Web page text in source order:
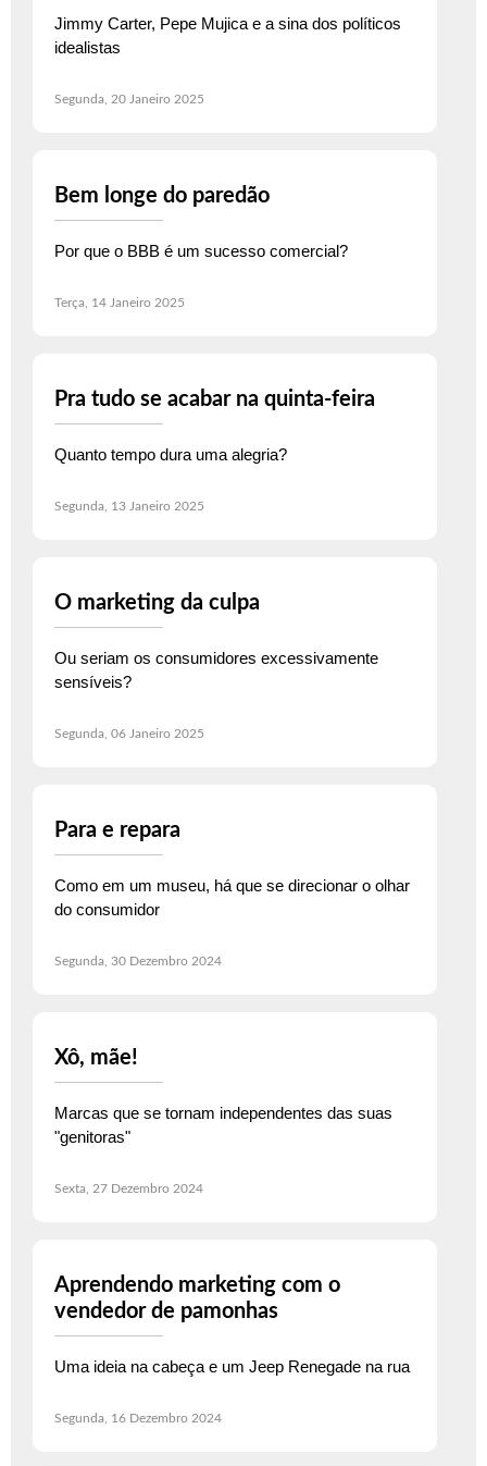
Jimmy Carter, Pepe Mujica e a sina dos políticos
idealistas
Segunda, 20 Janeiro 2025
Bem longe do paredão
Por que o BBB é um sucesso comercial?
Terça, 14 Janeiro 2025
Pra tudo se acabar na quinta-feira
Quanto tempo dura uma alegria?
Segunda, 13 Janeiro 2025
O marketing da culpa
Ou seriam os consumidores excessivamente
sensíveis?
Segunda, 06 Janeiro 2025
Para e repara
Como em um museu, há que se direcionar o olhar
do consumidor
Segunda, 30 Dezembro 2024
Xô, mãe!
Marcas que se tornam independentes das suas
"genitoras"
Sexta, 27 Dezembro 2024
Aprendendo marketing com o
vendedor de pamonhas
Uma ideia na cabeça e um Jeep Renegade na rua
Segunda, 16 Dezembro 2024